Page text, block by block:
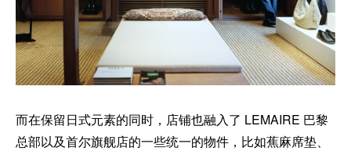
而在保留日式元素的同时，店铺也融入了 LEMAIRE 巴黎
总部以及首尔旗舰店的一些统一的物件，比如蕉麻席垫、